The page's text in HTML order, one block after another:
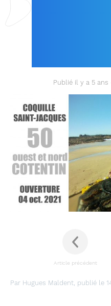
Publié il y a 5 ans
Article précédent
Par Hugues Maldent, publié le